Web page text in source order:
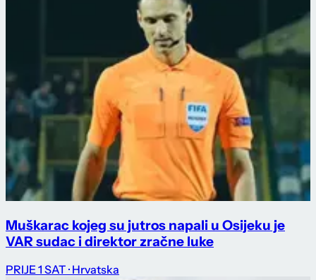
Muškarac kojeg su jutros napali u Osijeku je
VAR sudac i direktor zračne luke
PRIJE 1 SAT · Hrvatska